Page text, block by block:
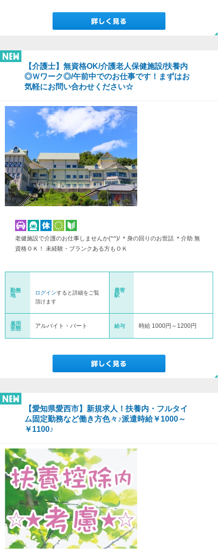
【介護士】無資格OK/介護老人保健施設/扶養内
◎Ｗワーク◎/午前中でのお仕事です！まずはお
気軽にお問い合わせください☆
老健施設で介護のお仕事しませんか(^^)/ ＊身の回りのお世話 ＊介助 無
資格ＯＫ！ 未経験・ブランクある方もＯＫ
勤務
地
ログインすると詳細をご覧
頂けます
最寄
駅
雇用
形態
アルバイト・パート 給与 時給 1000円～1200円
【愛知県愛西市】新規求人！扶養内・フルタイ
ム固定勤務など働き方色々♪派遣時給￥1000～
￥1100♪